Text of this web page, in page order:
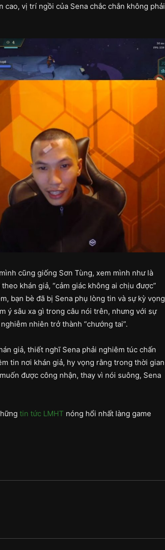
vị trí ngồi của Sena chắc chắn không phải
cũng giống Sơn Tùng, xem mình như là
khán giả, “cảm giác không ai chịu được”
bạn bè đã bị Sena phụ lòng tin và sự kỳ vọng
ý sâu xa gì trong câu nói trên, nhưng với sự
nhiên trở thành “chướng tai”.
giả, thiết nghĩ Sena phải nghiêm túc chấn
tin nơi khán giả, hy vọng rằng trong thời gian
được công nhận, thay vì nói suông, Sena
tin tức LMHT nóng hổi nhất làng game